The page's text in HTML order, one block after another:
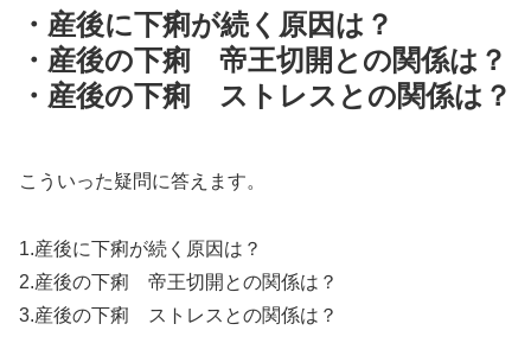
・産後に下痢が続く原因は？
・産後の下痢 帝王切開との関係は？
・産後の下痢 ストレスとの関係は？
こういった疑問に答えます。
1.産後に下痢が続く原因は？
2.産後の下痢 帝王切開との関係は？
3.産後の下痢 ストレスとの関係は？